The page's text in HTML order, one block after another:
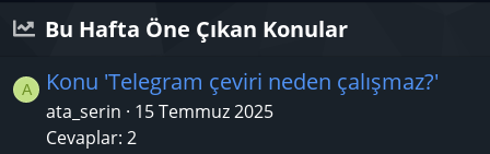
Bu Hafta Öne Çıkan Konular
A Konu 'Telegram çeviri neden çalışmaz?'
ata_serin
15 Temmuz 2025
Cevaplar: 2